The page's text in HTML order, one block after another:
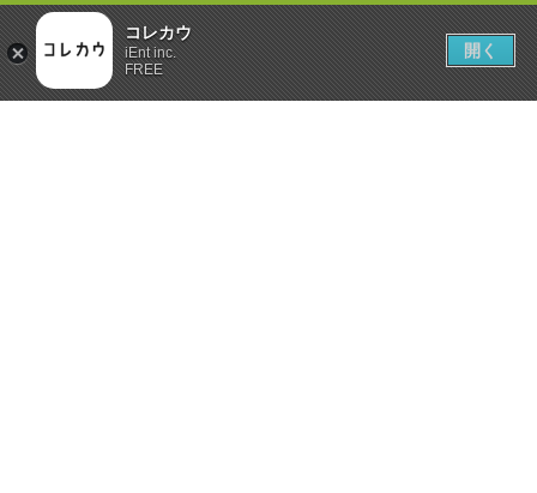
コレカウ
iEnt inc.
FREE
開く